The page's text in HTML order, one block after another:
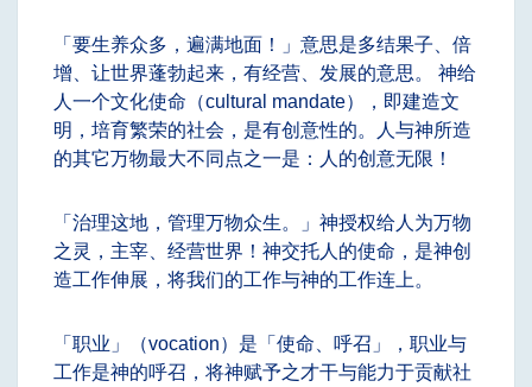
「要生养众多，遍满地面！」 意思是多结果子、倍
增、让世界蓬勃起来，有经营、发展的意思。 神给
人一个文化使命（cultural mandate），即建造文
明，培育繁荣的社会，是有创意性的。人与神所造
的其它万物最大不同点之一是：人的创意无限！
「治理这地，管理万物众生。」 神授权给人为万物
之灵，主宰、经营世界！神交托人的使命，是神创
造工作伸展，将我们的工作与神的工作连上。
「职业」（vocation）是「使命、呼召」
，职业与
工作是神的呼召，将神赋予之才干与能力于贡献社